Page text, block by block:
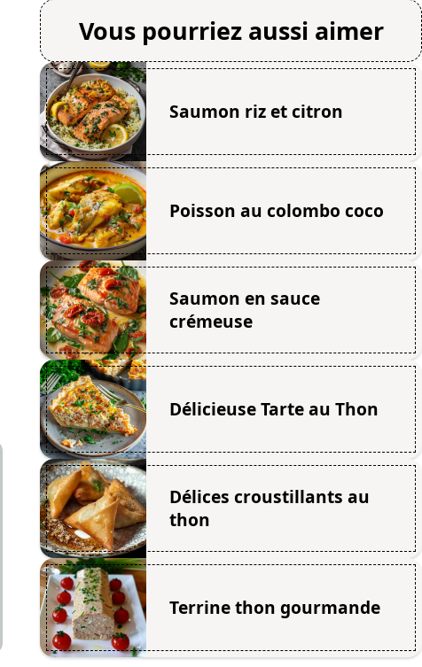
Vous pourriez aussi aimer
Saumon riz et citron
Poisson au colombo coco
Saumon en sauce
crémeuse
Délicieuse Tarte au Thon
Délices croustillants au
thon
Terrine thon gourmande